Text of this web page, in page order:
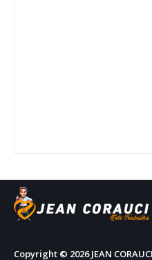
Copyright © 2026JEAN CORAUCI